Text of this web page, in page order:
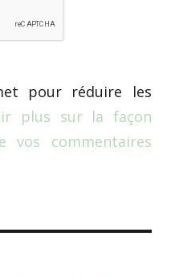
pour réduire les
plus sur la façon
vos commentaires